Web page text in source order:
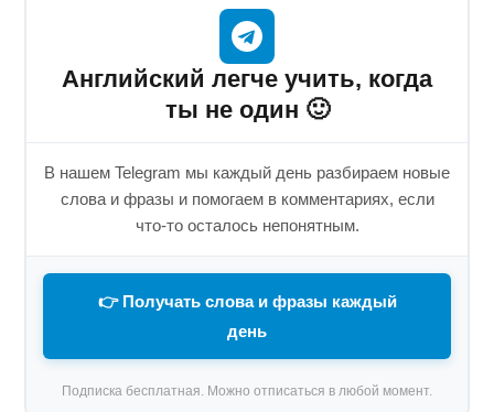
Английский легче учить, когда
ты не один 🙂
В нашем Telegram мы каждый день разбираем новые
слова и фразы и помогаем в комментариях, если
что-то осталось непонятным.
👉 Получать слова и фразы каждый
день
Подписка бесплатная. Можно отписаться в любой момент.